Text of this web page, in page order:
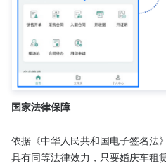
国家法律保障
依据《中华人民共和国电子签名法
具有同等法律效力，只要婚庆车租